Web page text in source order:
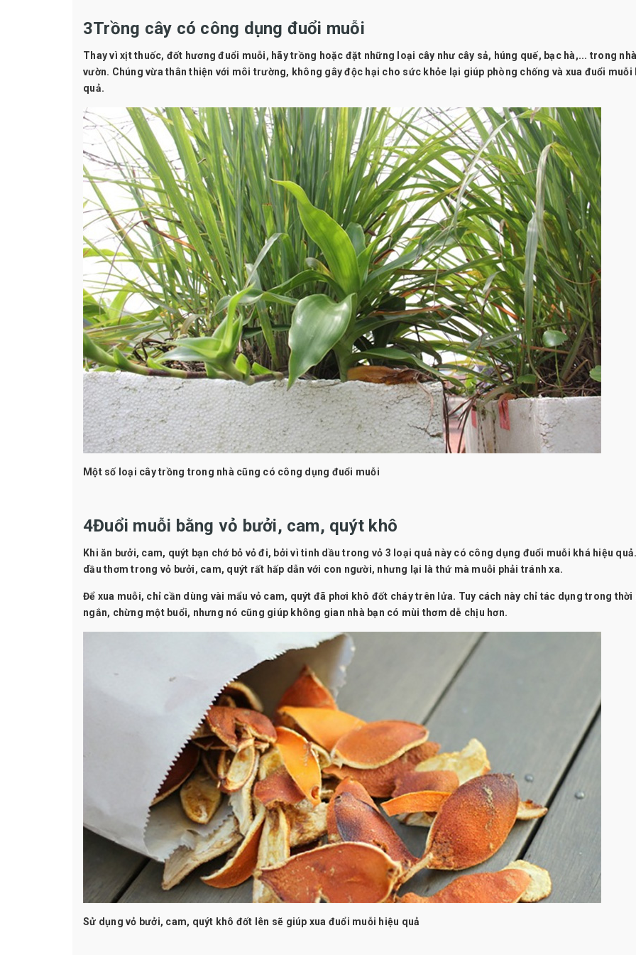
3Trồng cây có công dụng đuổi muỗi
Thay vì xịt thuốc, đốt hương đuổi muỗi, hãy trồng hoặc đặt những loại cây như cây sả, húng quế, bạc hà,... trong
vườn. Chúng vừa thân thiện với môi trường, không gây độc hại cho sức khỏe lại giúp phòng chống và xua đuổi muỗi
quả.
Một số loại cây trồng trong nhà cũng có công dụng đuổi muỗi
4Đuổi muỗi bằng vỏ bưởi, cam, quýt khô
Khi ăn bưởi, cam, quýt bạn chớ bỏ vỏ đi, bởi vì tinh dầu trong vỏ 3 loại quả này có công dụng đuổi muỗi khá hiệu
dầu thơm trong vỏ bưởi, cam, quýt rất hấp dẫn với con người, nhưng lại là thứ mà muỗi phải tránh xa.
Để xua muỗi, chỉ cần dùng vài mẩu vỏ cam, quýt đã phơi khô đốt cháy trên lửa. Tuy cách này chỉ tác dụng trong thời
ngắn, chừng một buổi, nhưng nó cũng giúp không gian nhà bạn có mùi thơm dễ chịu hơn.
Sử dụng vỏ bưởi, cam, quýt khô đốt lên sẽ giúp xua đuổi muỗi hiệu quả